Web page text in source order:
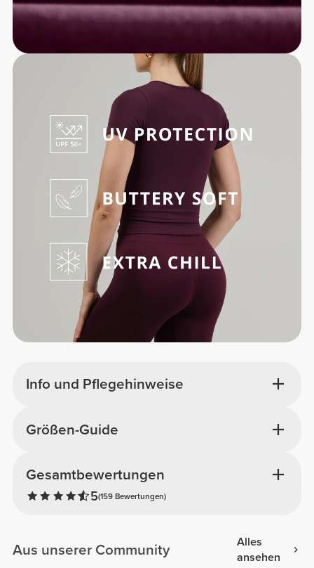
Info und Pflegehinweise
Gesamtbewertungen
5(159 Bewertungen)
Größen-Guide
Aus unserer Community
Alles
ansehen